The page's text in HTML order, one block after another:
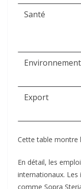
Santé
Environnement
Export
Cette table montre
En détail, les
internationaux.
comme Sopra